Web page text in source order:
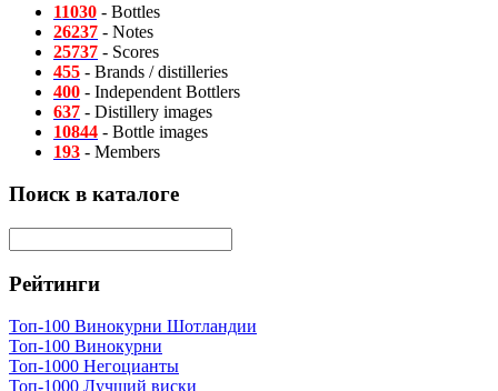
11030 - Bottles
26237 - Notes
25737 - Scores
455 - Brands / distilleries
400 - Independent Bottlers
637 - Distillery images
10844 - Bottle images
193 - Members
Поиск в каталоге
Рейтинги
Топ-100 Винокурни Шотландии
Топ-100 Винокурни
Топ-1000 Негоцианты
Топ-1000 Лучший виски